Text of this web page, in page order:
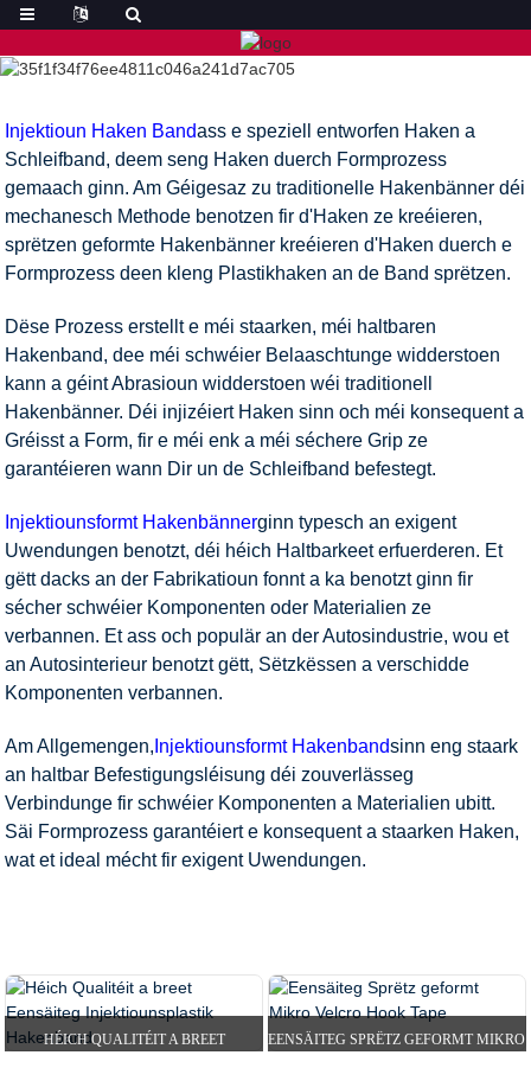
Injektioun Haken Bandass e speziell entworfen Haken a
Schleifband, deem seng Haken duerch Formprozess
gemaach ginn. Am Géigesaz zu traditionelle Hakenbänner déi
mechanesch Methode benotzen fir d'Haken ze kreéieren,
sprëtzen geformte Hakenbänner kreéieren d'Haken duerch e
Formprozess deen kleng Plastikhaken an de Band sprëtzen.
Dëse Prozess erstellt e méi staarken, méi haltbaren
Hakenband, dee méi schwéier Belaaschtunge widderstoen
kann a géint Abrasioun widderstoen wéi traditionell
Hakenbänner. Déi injizéiert Haken sinn och méi konsequent a
Gréisst a Form, fir e méi enk a méi séchere Grip ze
garantéieren wann Dir un de Schleifband befestegt.
Injektiounsformt Hakenbännerginn typesch an exigent
Uwendungen benotzt, déi héich Haltbarkeet erfuerderen. Et
gëtt dacks an der Fabrikatioun fonnt a ka benotzt ginn fir
sécher schwéier Komponenten oder Materialien ze
verbannen. Et ass och populär an der Autosindustrie, wou et
an Autosinterieur benotzt gëtt, Sëtzkëssen a verschidde
Komponenten verbannen.
Am Allgemengen, Injektiounsformt Hakenbandsinn eng staark
an haltbar Befestigungsléisung déi zouverlässeg
Verbindunge fir schwéier Komponenten a Materialien ubitt.
Säi Formprozess garantéiert e konsequent a staarken Haken,
wat et ideal mécht fir exigent Uwendungen.
HÉICH QUALITÉIT A BREET EENSÄITEG SPRËTZ GEFORMT MIKRO